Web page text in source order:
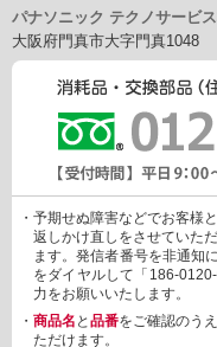
（2）ご提供情報の
・商品、サービスに関す
・商品サポート、メン
・キャンペーン、フェ
・アンケート、商品モ
3. 個人情報の提供
あらかじめご本人様か
られている場合を除き
しません。
しかしながら、お客様
合に限り、カード発行
ュア2.0」のために、お
代行会社：GMOペイメ
報を開示し、本人認証
・金額など、決済に関
パナソニック テクノサービ
大阪府門真市大字門真1048
・予期せぬ障害などでお客様
返しかけ直しをさせていただ
ます。発信者番号を非通知
をダイヤルして「186-
力をお願いいたします。
・ 商品名 と 品番をご確認のう
ただけます。